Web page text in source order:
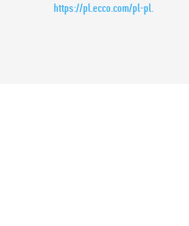
https://pl.ecco.com/pl-pl.